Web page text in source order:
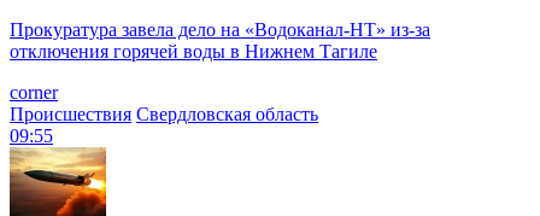
Прокуратура завела дело на «Водоканал-НТ» из-за
отключения горячей воды в Нижнем Тагиле
corner
Происшествия Свердловская область
09:55